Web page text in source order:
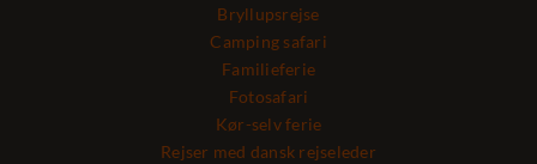
Bryllupsrejse
Camping safari
Familieferie
Fotosafari
Kør-selv ferie
Rejser med dansk rejseleder